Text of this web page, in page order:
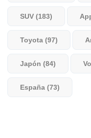
SUV (183)
Toyota (97)
Japón (84)
España (73)